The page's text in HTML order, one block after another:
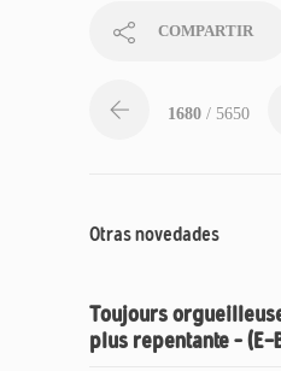
COMPARTIR
1680 / 5650
Otras novedades
Toujours
plus repentante – (E-